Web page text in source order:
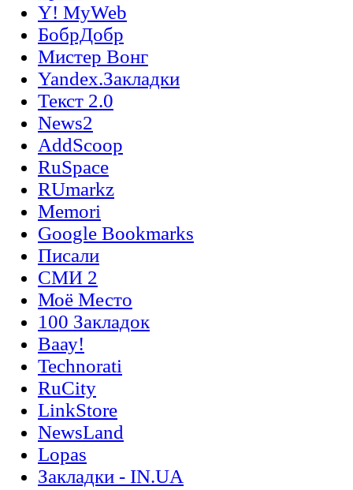
Y! MyWeb
БобрДобр
Мистер Вонг
Yandex.Закладки
Текст 2.0
News2
AddScoop
RuSpace
RUmarkz
Memori
Google Bookmarks
Писали
СМИ 2
Моё Место
100 Закладок
Ваау!
Technorati
RuCity
LinkStore
NewsLand
Lopas
Закладки - IN.UA